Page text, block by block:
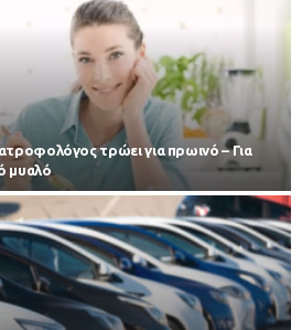
τρώει για πρωινό – Για
μυαλό